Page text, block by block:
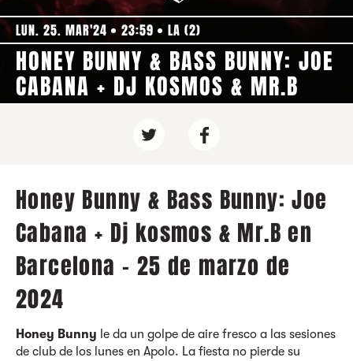
LUN. 25. MAR'24 23:59 LA (2)
HONEY BUNNY & BASS BUNNY: JOE
CABANA + DJ KOSMOS & MR.B
Honey Bunny & Bass Bunny: Joe
Cabana + Dj kosmos & Mr.B en
Barcelona - 25 de marzo de
2024
Honey Bunny le da un golpe de aire fresco a las sesiones
de club de los lunes en Apolo. La fiesta no pierde su